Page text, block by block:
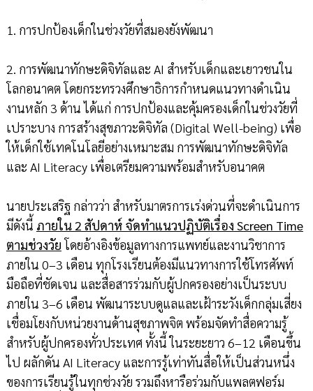
1. การปกป้องเด็กในช่วงวัยที่สมองยังพัฒนา
2. การพัฒนาทักษะดิจิทัลและ AI สำหรับเด็กและเยาวชนใน
โลกอนาคต โดยกระทรวงศึกษาธิการกำหนดแนวทางดำเนิน
งานหลัก 3 ด้าน ได้แก่ การปกป้องและคุ้มครองเด็กในช่วงวัยที่
เปราะบาง การสร้างสุขภาวะดิจิทัล (Digital Well-being) เพื่อ
ให้เด็กใช้เทคโนโลยีอย่างเหมาะสม การพัฒนาทักษะดิจิทัล
และ AI Literacy เพื่อเตรียมความพร้อมสำหรับอนาคต
นายประเสริฐ กล่าวว่า สำหรับมาตรการเร่งด่วนที่จะดำเนินการ
มีดังนี้ ภายใน 2 สัปดาห์ จัดทำแนวปฏิบัติเรื่อง Screen Time
ตามช่วงวัยโดยอ้างอิงข้อมูลทางการแพทย์และงานวิชาการ
ภายใน 0–3 เดือน ทุกโรงเรียนต้องมีแนวทางการใช้โทรศัพท์
มือถือที่ชัดเจน และสื่อสารร่วมกับผู้ปกครองอย่างเป็นระบบ
ภายใน 3–6 เดือน พัฒนาระบบดูแลและเฝ้าระวังเด็กกลุ่มเสี่ยง
เชื่อมโยงกับหน่วยงานด้านสุขภาพจิต พร้อมจัดทำสื่อความรู้
สำหรับผู้ปกครองทั่วประเทศ ทั้งนี้ ในระยะยาว 6–12 เดือนขึ้น
ไป ผลักดัน AI Literacy และการรู้เท่าทันสื่อให้เป็นส่วนหนึ่ง
ของการเรียนรู้ในทุกช่วงวัย รวมถึงหารือร่วมกับแพลตฟอร์ม